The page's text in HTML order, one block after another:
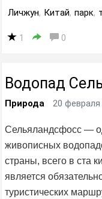
Личжун, Китай, парк,
1 0
Водопад
Природа 20 февраля
Сельяландсфосс —
живописных
страны, всего в ста
является
туристических